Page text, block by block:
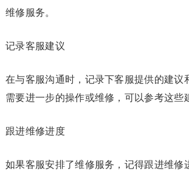
维修服务。
记录客服建议
在与客服沟通时，记录下客服提供的建议
需要进一步的操作或维修，可以参考这些
跟进维修进度
如果客服安排了维修服务，记得跟进维修